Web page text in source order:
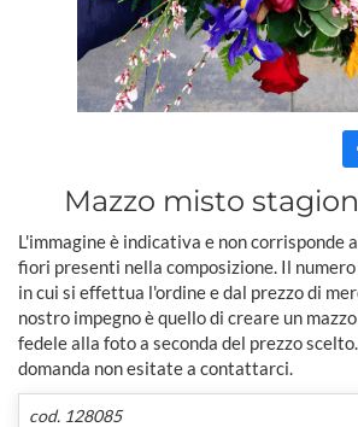
Mazzo misto
L'immagine è indicativa e non corrisponde
fiori presenti nella composizione. Il
in cui si effettua l'ordine e dal prezzo di
nostro impegno è quello di creare un
fedele alla foto a seconda del prezzo
domanda non esitate a contattarci.
cod. 128085